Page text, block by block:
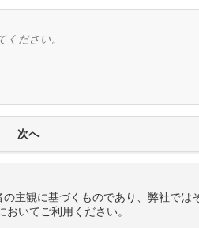
主観に基づくものであり、弊社では
いてご利用ください。